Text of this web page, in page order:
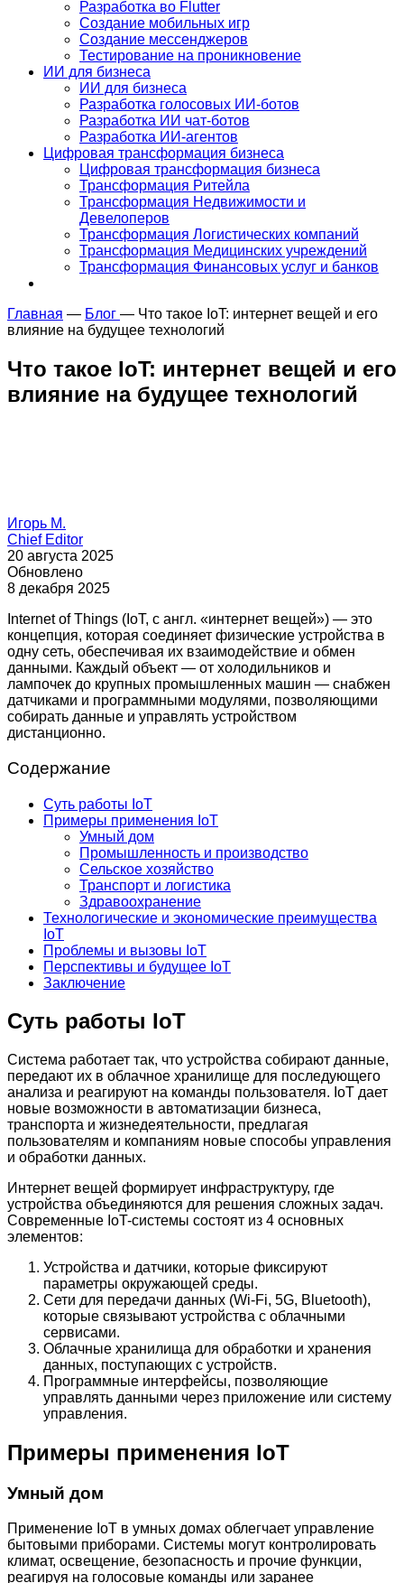
Разработка во Flutter
Создание мобильных игр
Создание мессенджеров
Тестирование на проникновение
ИИ для бизнеса
ИИ для бизнеса
Разработка голосовых ИИ-ботов
Разработка ИИ чат-ботов
Разработка ИИ-агентов
Цифровая трансформация бизнеса
Цифровая трансформация бизнеса
Трансформация Ритейла
Трансформация Недвижимости и
Девелоперов
Трансформация Логистических компаний
Трансформация Медицинских учреждений
Трансформация Финансовых услуг и банков
Главная — Блог — Что такое IoT: интернет вещей и его
влияние на будущее технологий
Что такое IoT: интернет вещей и его
влияние на будущее технологий
Игорь М.
Chief Editor
20 августа 2025
Обновлено
8 декабря 2025
Internet of Things (IoT, с англ. «интернет вещей») — это
концепция, которая соединяет физические устройства в
одну сеть, обеспечивая их взаимодействие и обмен
данными. Каждый объект — от холодильников и
лампочек до крупных промышленных машин — снабжен
датчиками и программными модулями, позволяющими
собирать данные и управлять устройством
дистанционно.
Содержание
Суть работы IoT
Примеры применения IoT
Умный дом
Промышленность и производство
Сельское хозяйство
Транспорт и логистика
Здравоохранение
Технологические и экономические преимущества
IoT
Проблемы и вызовы IoT
Перспективы и будущее IoT
Заключение
Суть работы IoT
Система работает так, что устройства собирают данные,
передают их в облачное хранилище для последующего
анализа и реагируют на команды пользователя. IoT дает
новые возможности в автоматизации бизнеса,
транспорта и жизнедеятельности, предлагая
пользователям и компаниям новые способы управления
и обработки данных.
Интернет вещей формирует инфраструктуру, где
устройства объединяются для решения сложных задач.
Современные IoT-системы состоят из 4 основных
элементов:
Устройства и датчики, которые фиксируют
параметры окружающей среды.
Сети для передачи данных (Wi-Fi, 5G, Bluetooth),
которые связывают устройства с облачными
сервисами.
Облачные хранилища для обработки и хранения
данных, поступающих с устройств.
Программные интерфейсы, позволяющие
управлять данными через приложение или систему
управления.
Примеры применения IoT
Умный дом
Применение IoT в умных домах облегчает управление
бытовыми приборами. Системы могут контролировать
климат, освещение, безопасность и прочие функции,
реагируя на голосовые команды или заранее